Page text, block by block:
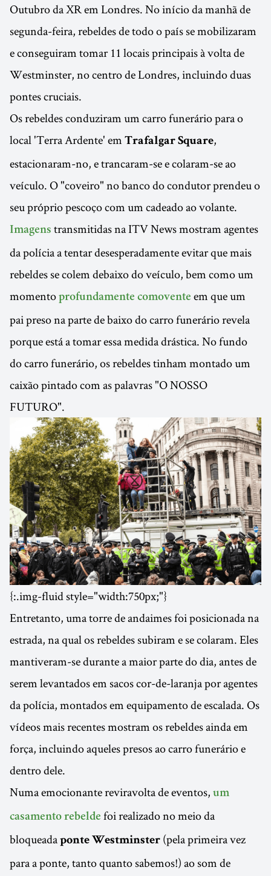
Outubro da XR em Londres. No início da manhã de
segunda-feira, rebeldes de todo o país se mobilizaram
e conseguiram tomar 11 locais principais à volta de
Westminster, no centro de Londres, incluindo duas
pontes cruciais.
Os rebeldes conduziram um carro funerário para o
local 'Terra Ardente' em Trafalgar Square,
estacionaram-no, e trancaram-se e colaram-se ao
veículo. O "coveiro" no banco do condutor prendeu o
seu próprio pescoço com um cadeado ao volante.
Imagens transmitidas na ITV News mostram agentes
da polícia a tentar desesperadamente evitar que mais
rebeldes se colem debaixo do veículo, bem como um
momento profundamente comovente em que um
pai preso na parte de baixo do carro funerário revela
porque está a tomar essa medida drástica. No fundo
do carro funerário, os rebeldes tinham montado um
caixão pintado com as palavras "O NOSSO
FUTURO".
{:.img-fluid style="width:750px;"}
Entretanto, uma torre de andaimes foi posicionada na
estrada, na qual os rebeldes subiram e se colaram. Eles
mantiveram-se durante a maior parte do dia, antes de
serem levantados em sacos cor-de-laranja por agentes
da polícia, montados em equipamento de escalada. Os
vídeos mais recentes mostram os rebeldes ainda em
força, incluindo aqueles presos ao carro funerário e
dentro dele.
Numa emocionante reviravolta de eventos, um
casamento rebelde foi realizado no meio da
bloqueada ponte Westminster (pela primeira vez
para a ponte, tanto quanto sabemos!) ao som de